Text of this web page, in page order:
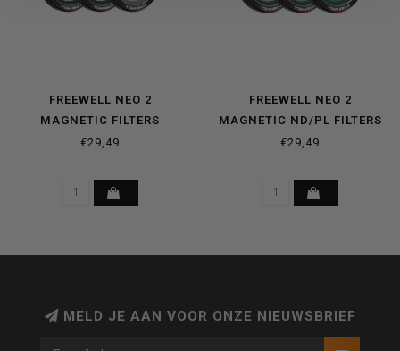
FREEWELL NEO 2
MAGNETIC FILTERS
EVERYDAY 3-PACK
€29,49
FREEWELL NEO 2
MAGNETIC ND/PL FILTERS
BRIGHT DAY- 3 PACK
€29,49
MELD JE AAN VOOR ONZE NIEUWSBRIEF